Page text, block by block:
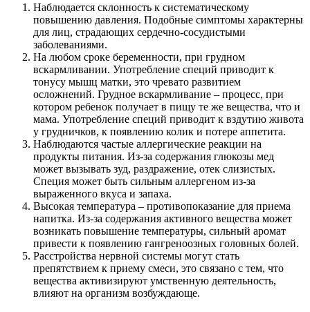
Наблюдается склонность к систематическому
повышению давления. Подобные симптомы характерны
для лиц, страдающих сердечно-сосудистыми
заболеваниями.
На любом сроке беременности, при грудном
вскармливании. Употребление специй приводит к
тонусу мышц матки, это чревато развитием
осложнений. Грудное вскармливание – процесс, при
котором ребенок получает в пищу те же вещества, что и
мама. Употребление специй приводит к вздутию живота
у грудничков, к появлению колик и потере аппетита.
Наблюдаются частые аллергические реакции на
продукты питания. Из-за содержания глюкозы мед
может вызывать зуд, раздражение, отек слизистых.
Специя может быть сильным аллергеном из-за
выраженного вкуса и запаха.
Высокая температура – противопоказание для приема
напитка. Из-за содержания активного вещества может
возникать повышение температуры, сильный аромат
привести к появлению гангреноозных головных болей.
Расстройства нервной системы могут стать
препятствием к приему смеси, это связано с тем, что
вещества активизируют умственную деятельность,
влияют на организм возбуждающе.